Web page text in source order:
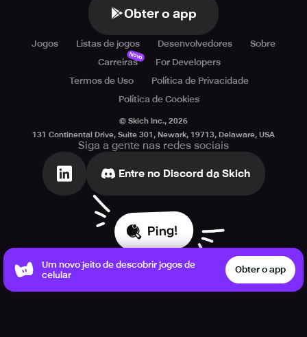
Obter o app
Jogos Listas de jogos Desenvolvedores
Sobre
Carreiras
Novo
For Developers
Termos de Uso
Política de Privacidade
Política de Cookies
© Skich Inc., 2026
131 Continental Drive, Suite 301, Newark, 19713, Delaware, USA
Siga a gente nas redes sociais
Entre no Discord da Skich
Ping!
Um novo jeito de descobrir jogos de
celular
Obter o app